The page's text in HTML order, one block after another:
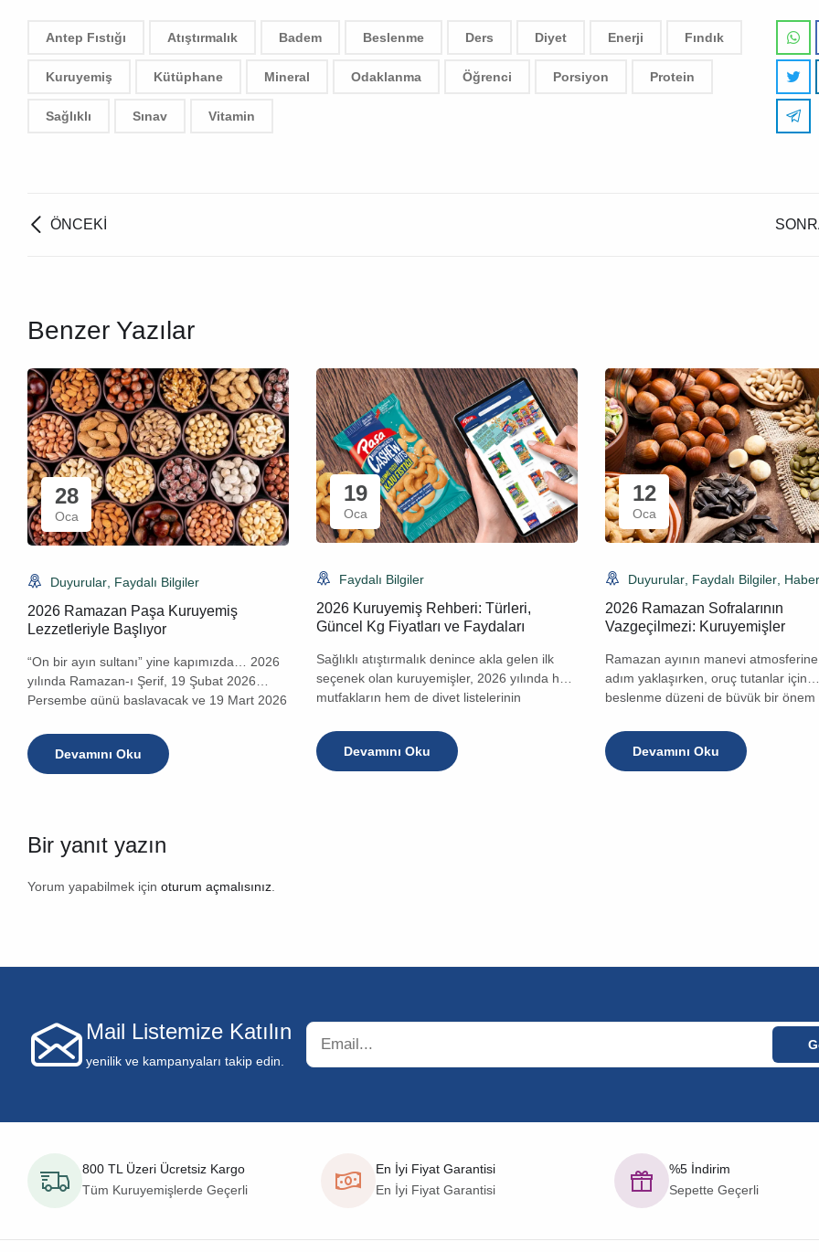
Antep Fıstığı Atıştırmalık Badem Beslenme Ders Diyet Enerji Fındık
Kuruyemiş Kütüphane Mineral Odaklanma Öğrenci Porsiyon Protein
Sağlıklı Sınav Vitamin
ÖNCEKI
Benzer Yazılar
28
Oca
Duyurular Faydalı Bilgiler
2026 Ramazan Paşa Kuruyemiş
Lezzetleriyle Başlıyor
“On bir ayın sultanı” yine kapımızda… 2026
yılında Ramazan-ı Şerif, 19 Şubat 2026
Perşembe günü başlayacak ve 19 Mart 2026
sahur 18 Şubat Çarşamba gecesi, ilk iftar ise
19 Şubat Perşembe akşamı olacak.
Ramazan Bayramı[…]
Devamını Oku
19
Oca
Faydalı Bilgiler
2026 Kuruyemiş Rehberi: Türleri,
Güncel Kg Fiyatları ve Faydaları
Sağlıklı atıştırmalık denince akla gelen ilk
seçenek olan kuruyemişler, 2026 yılında hem
mutfakların hem de diyet listelerinin
kuruyemiş fiyatları neye göre değişiyor?
Hangi türler daha ekonomik, hangileri tam bir
vitamin deposu? İşte tüm detaylar. 1.[…]
Devamını Oku
12
Oca
Duyurular Faydalı Bilgiler
2026 Ramazan Sofralarının
Vazgeçilmezi: Kuruyemişler
Ramazan ayının manevi
adım yaklaşırken, oruç tutanlar için
beslenme düzeni de büyük bir önem
sofralarınızı hem lezzetlendirecek
sağlıklı tutacak bir sırrımız var:
Kuruyemişler, küçük boyutlarına
Devamını Oku
Bir yanıt yazın
Yorum yapabilmek için oturum açmalısınız
Mail Listemize Katılın
yenilik ve kampanyaları takip edin.
800 TL Üzeri Ücretsiz Kargo
Tüm Kuruyemişlerde Geçerli
En İyi Fiyat Garantisi
En İyi Fiyat Garantisi
%5 İndirim
Sepette Geçerli